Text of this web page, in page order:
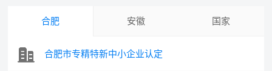
合肥 安徽 国家
合肥市专精特新中小企业认定